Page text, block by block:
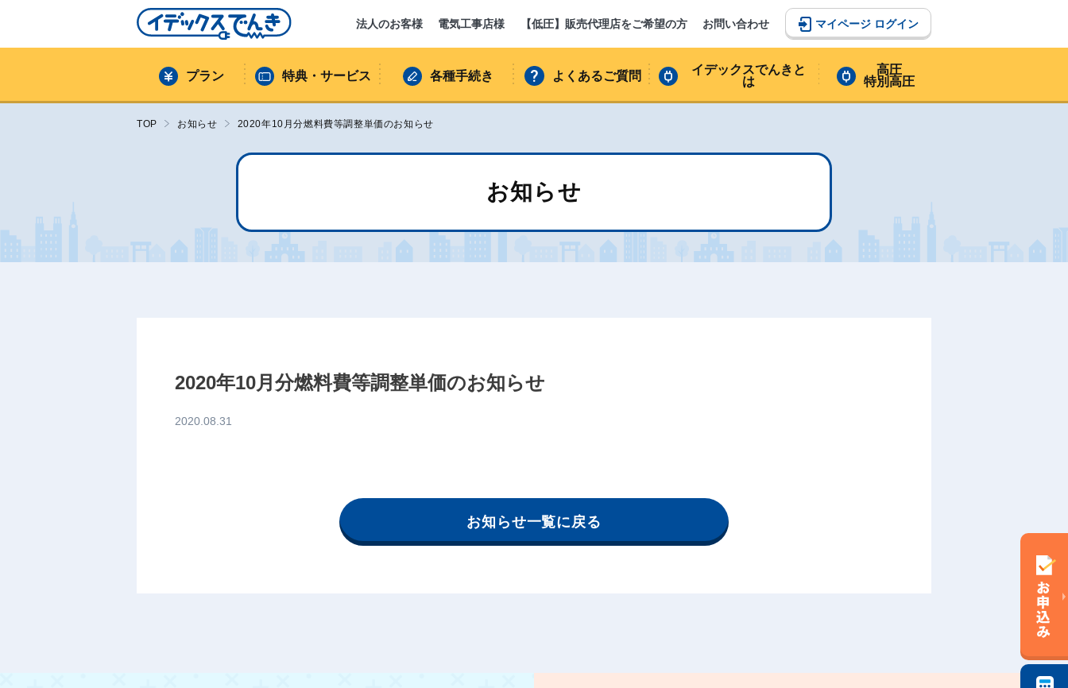
法人のお客様 電気工事店様 【低圧】販売代理店をご希望の方 お問い合わせ マイページ ログイン
プラン 特典・サービス 各種手続き よくあるご質問
イデックスでんきと
は
高圧
特別高圧
TOP お知らせ 2020年10月分燃料費等調整単価のお知らせ
お知らせ
2020年10月分燃料費等調整単価のお知らせ
2020.08.31
お知らせ一覧に戻る